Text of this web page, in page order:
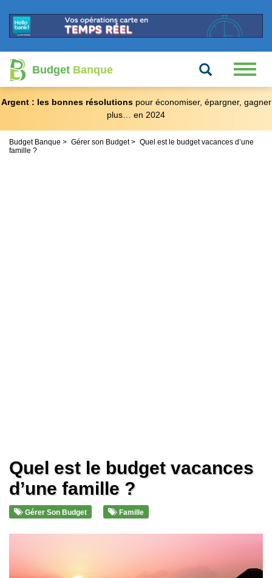
Budget Banque Recherche
Argent : les bonnes résolutionspour économiser, épargner, gagner
plus… en 2024
Budget Banque Gérer son Budget
Quel est le budget vacances d’une
famille ?
Quel est le budget vacances
d’une famille ?
Gérer Son Budget Famille